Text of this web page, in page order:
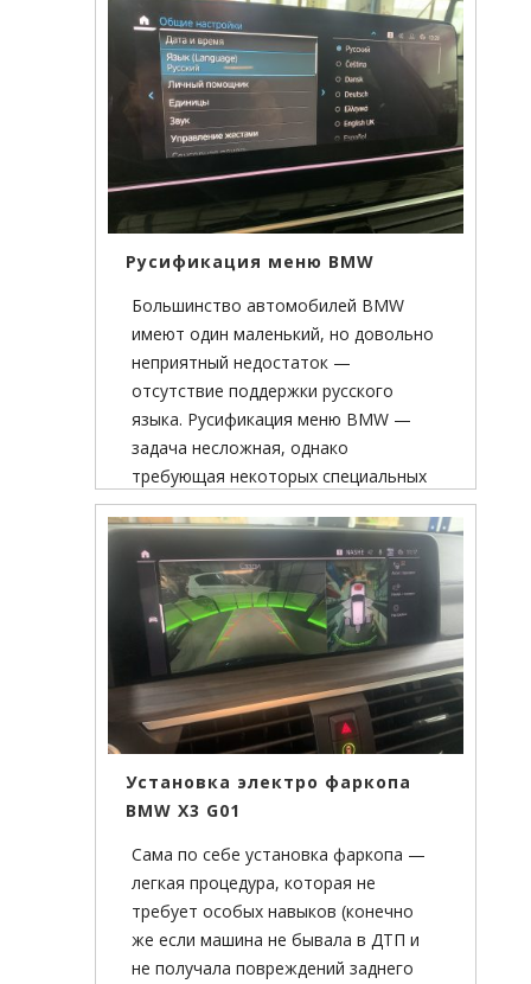
MEVD172.
Русификация меню BMW
Большинство автомобилей BMW
имеют один маленький, но довольно
неприятный недостаток —
отсутствие поддержки русского
языка. Русификация меню BMW —
задача несложная, однако
требующая некоторых специальных
знаний.
Установка электро фаркопа
BMW X3 G01
Сама по себе установка фаркопа —
легкая процедура, которая не
требует особых навыков (конечно
же если машина не бывала в ДТП и
не получала повреждений заднего